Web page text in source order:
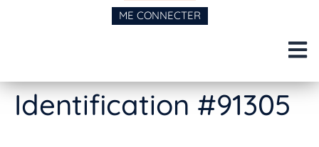
ME CONNECTER
Identification #91305